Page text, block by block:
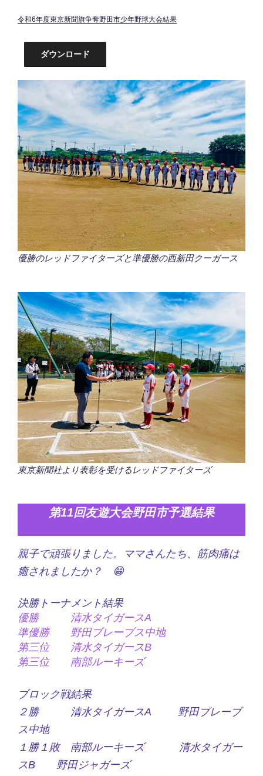
令和6年度東京新聞旗争奪野田市少年野球大会結果
ダウンロード
優勝のレッドファイターズと準優勝の西新田クーガース
東京新聞社より表彰を受けるレッドファイターズ
第11回友遊大会野田市予選結果
親子で頑張りました。ママさんたち、筋肉痛は
癒されましたか？ 😁
決勝トーナメント結果
優勝 清水タイガースA
準優勝 野田ブレーブス中地
第三位 清水タイガースB
第三位 南部ルーキーズ
ブロック戦結果
２勝 清水タイガースA 野田ブレーブ
ス中地
１勝１敗 南部ルーキーズ 清水タイガー
スB 野田ジャガーズ